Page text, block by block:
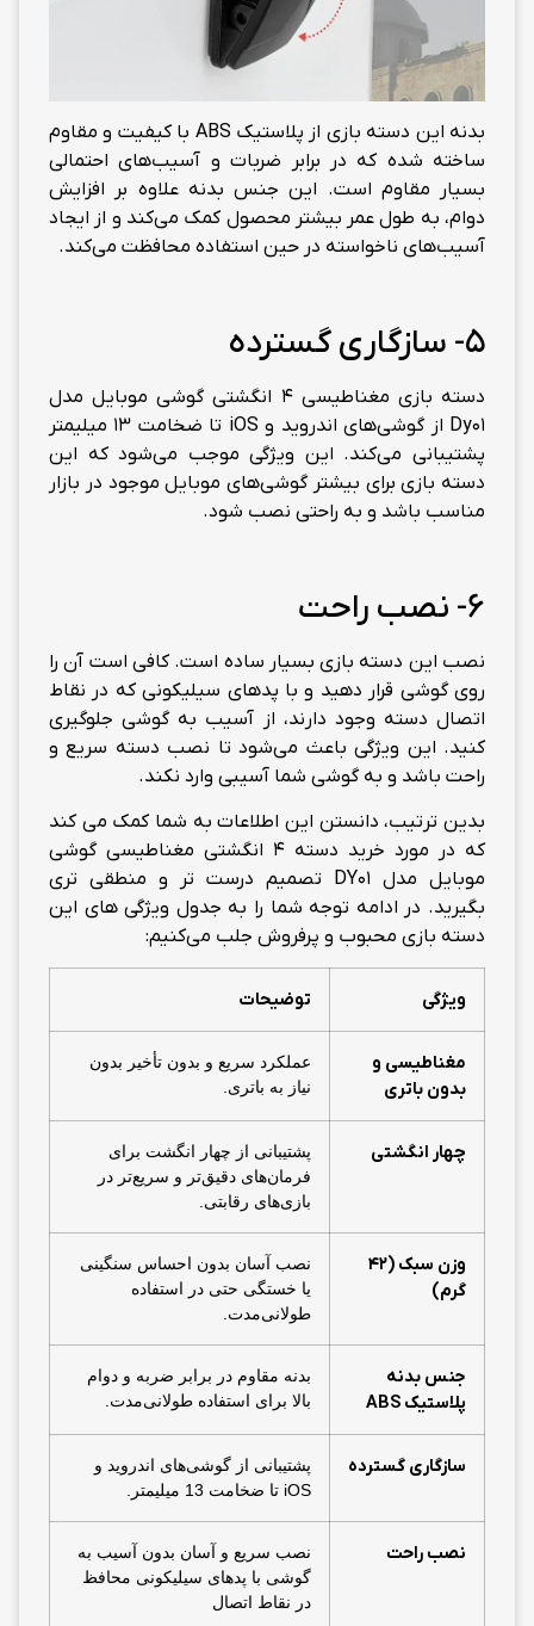
بدنه این دسته بازی از پلاستیک ABS با کیفیت و مقاوم
ساخته شده که در برابر ضربات و آسیب‌های احتمالی
بسیار مقاوم است. این جنس بدنه علاوه بر افزایش
دوام، به طول عمر بیشتر محصول کمک می‌کند و از ایجاد
آسیب‌های ناخواسته در حین استفاده محافظت می‌کند.
5- سازگاری گسترده
دسته بازی مغناطیسی 4 انگشتی گوشی موبایل مدل
Dy01 از گوشی‌های اندروید و iOS تا ضخامت 13 میلیمتر
پشتیبانی می‌کند. این ویژگی موجب می‌شود که این
دسته بازی برای بیشتر گوشی‌های موبایل موجود در بازار
مناسب باشد و به راحتی نصب شود.
6- نصب راحت
نصب این دسته بازی بسیار ساده است. کافی است آن را
روی گوشی قرار دهید و با پدهای سیلیکونی که در نقاط
اتصال دسته وجود دارند، از آسیب به گوشی جلوگیری
کنید. این ویژگی باعث می‌شود تا نصب دسته سریع و
راحت باشد و به گوشی شما آسیبی وارد نکند.
بدین ترتیب، دانستن این اطلاعات به شما کمک می کند
که در مورد خرید دسته 4 انگشتی مغناطیسی گوشی
موبایل مدل DY01 تصمیم درست تر و منطقی تری
بگیرید. در ادامه توجه شما را به جدول ویژگی های این
دسته بازی محبوب و پرفروش جلب می‌کنیم:
ویژگی توضیحات
مغناطیسی و
بدون باتری
عملکرد سریع و بدون تأخیر بدون
نیاز به باتری.
چهار انگشتی
پشتیبانی از چهار انگشت برای
فرمان‌های دقیق‌تر و سریع‌تر در
بازی‌های رقابتی.
وزن سبک (42
گرم)
نصب آسان بدون احساس سنگینی
یا خستگی حتی در استفاده
طولانی‌مدت.
جنس بدنه
پلاستیک ABS
بدنه مقاوم در برابر ضربه و دوام
بالا برای استفاده طولانی‌مدت.
سازگاری گسترده
پشتیبانی از گوشی‌های اندروید و
iOS تا ضخامت 13 میلیمتر.
نصب راحت
نصب سریع و آسان بدون آسیب به
گوشی با پدهای سیلیکونی محافظ
در نقاط اتصال